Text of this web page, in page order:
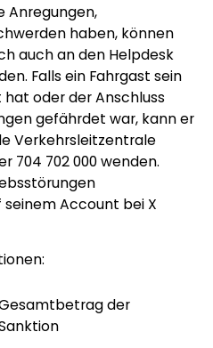
Anregungen,
haben, können
auch an den Helpdesk
Falls ein Fahrgast sein
oder der Anschluss
gefährdet war, kann er
Verkehrsleitzentrale
704 702 000 wenden.
Account bei X
der